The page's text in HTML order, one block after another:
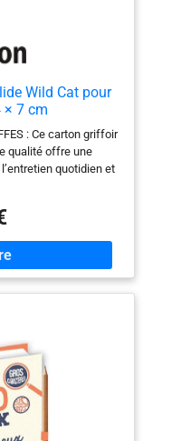
Wild Cat pour
× 7 cm
: Ce carton griffoir
qualité offre une
quotidien et
: L’herbe à chat
supplémentaire et
et s’attarder. USAGE
compactes, ce
comme surface de
de griffoirs
indésirable des
: Fabriqué à partir de
renouvelables, facile
si nécessaire.